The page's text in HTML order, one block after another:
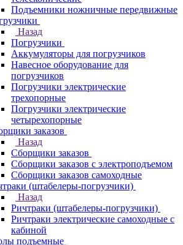
Подъемники ножничные передвижные
Назад
Погрузчики
Аккумуляторы для погрузчиков
Навесное оборудование для
погрузчиков
Погрузчики электрические
трехопорные
Погрузчики электрические
четырехопорные
заказов
Назад
Сборщики заказов
Сборщики заказов с электроподъемом
Сборщики заказов самоходные
(штабелеры-погрузчики)
Назад
Ричтраки (штабелеры-погрузчики)
Ричтраки электрические самоходные с
кабиной
подъемные